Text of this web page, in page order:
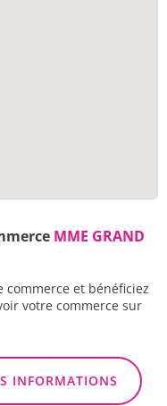
MME GRAND
et bénéficiez
votre commerce sur
INFORMATIONS